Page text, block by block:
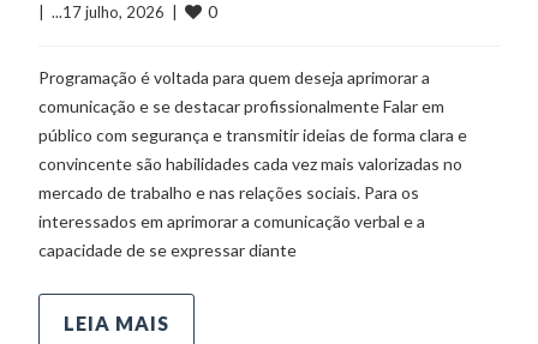
|  ...17 julho, 2026  |
0
Programação é voltada para quem deseja aprimorar a
comunicação e se destacar profissionalmente Falar em
público com segurança e transmitir ideias de forma clara e
convincente são habilidades cada vez mais valorizadas no
mercado de trabalho e nas relações sociais. Para os
interessados em aprimorar a comunicação verbal e a
capacidade de se expressar diante
LEIA MAIS